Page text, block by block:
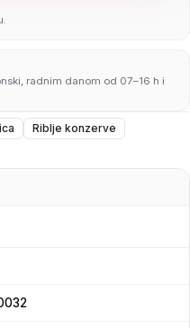
radnim danom od 07–16 h i
Riblje konzerve